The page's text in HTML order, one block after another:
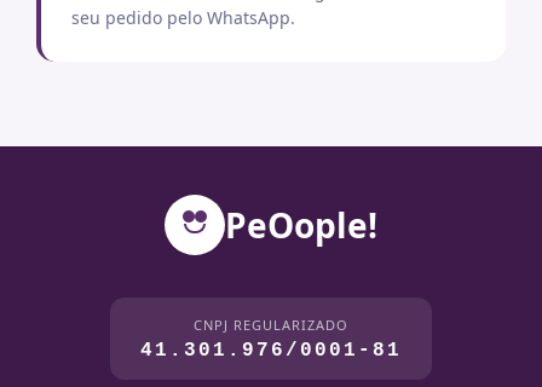
seu pedido pelo WhatsApp.
PeOople!
CNPJ REGULARIZADO
41.301.976/0001-81